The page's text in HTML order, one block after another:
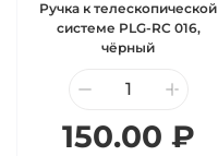
Ручка к телескопической
системе PLG-RC 016,
чёрный
150.00 ₽